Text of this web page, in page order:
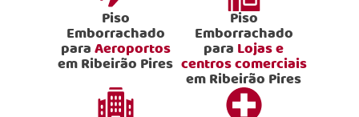
Piso
Emborrachado
paraAeroportos
em Ribeirão Pires
Piso
Emborrachado
para Lojas e
centros comerciais
em Ribeirão Pires